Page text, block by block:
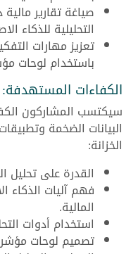
صياغة تقارير
التحليلية للذكاء
تعزيز مهارات
باستخدام لوحات
الكفاءات المستهدفة:
سيكتسب المشاركون
البيانات الضخمة
الخزانة:
القدرة على تحليل
فهم آليات الذكاء
المالية.
استخدام أدوات
تصميم لوحات